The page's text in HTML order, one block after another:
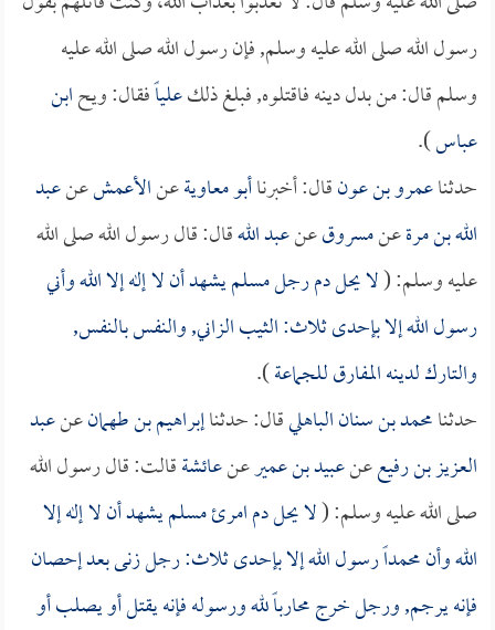
رسول الله صلى الله عليه وسلم, فإن رسول الله صلى الله عليه
وسلم قال: من بدل دينه فاقتلوه, فبلغ ذلكعلياًفقال: ويحابن
عباس).
حدثناعمرو بن عونقال: أخبرناأبو معاويةعنالأعمشعنعبد
الله بن مرةعنمسروقعنعبد اللهقال: قال رسول الله صلى الله
عليه وسلم: (لا يحل دم رجل مسلم يشهد أن لا إله إلا الله وأني
رسول الله إلا بإحدى ثلاث: الثيب الزاني, والنفس بالنفس,
والتارك لدينه المفارق للجماعة).
حدثنامحمد بن سنان الباهليقال: حدثناإبراهيم بن طهمانعنعبد
العزيز بن رفيععنعبيد بن عميرعنعائشةقالت: قال رسول الله
صلى الله عليه وسلم: (لا يحل دم امرئ مسلم يشهد أن لا إله إلا
الله وأن محمداً رسول الله إلا بإحدى ثلاث: رجل زنى بعد إحصان
فإنه يرجم, ورجل خرج محارباً لله ورسوله فإنه يقتل أو يصلب أو